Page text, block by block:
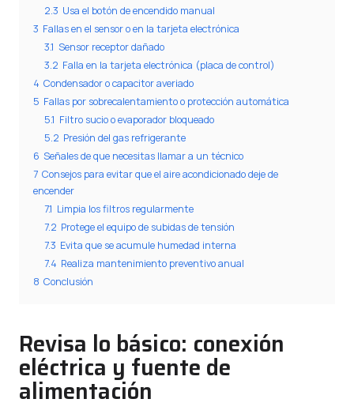
2.3 Usa el botón de encendido manual
3 Fallas en el sensor o en la tarjeta electrónica
3.1 Sensor receptor dañado
3.2 Falla en la tarjeta electrónica (placa de control)
4 Condensador o capacitor averiado
5 Fallas por sobrecalentamiento o protección automática
5.1 Filtro sucio o evaporador bloqueado
5.2 Presión del gas refrigerante
6 Señales de que necesitas llamar a un técnico
7 Consejos para evitar que el aire acondicionado deje de
encender
7.1 Limpia los filtros regularmente
7.2 Protege el equipo de subidas de tensión
7.3 Evita que se acumule humedad interna
7.4 Realiza mantenimiento preventivo anual
8 Conclusión
Revisa lo básico: conexión
eléctrica y fuente de
alimentación